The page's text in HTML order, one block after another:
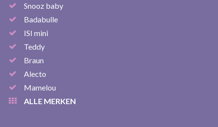
Snooz baby
Badabulle
ISI mini
Teddy
Braun
Alecto
Mamelou
ALLE MERKEN